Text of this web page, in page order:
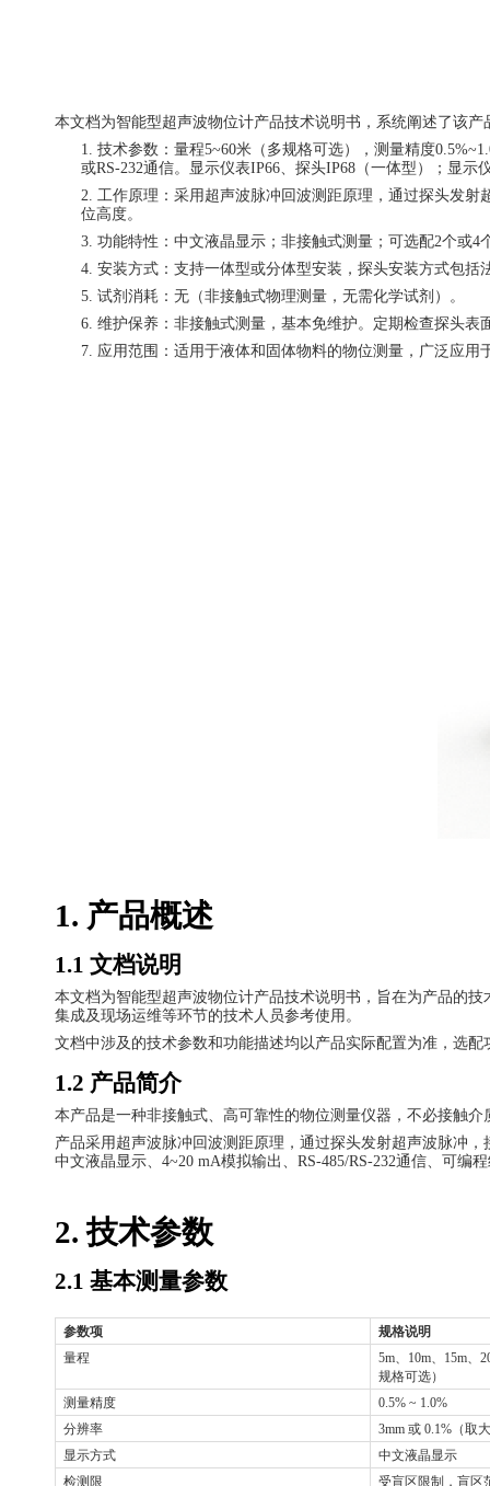
本文档为智能型超声波物位计产品技术说明书 ，系统阐述了该
1. 技术参数：量程5~60米（多规格可选），测量精度
或RS-232通信。显示仪表IP66、探头IP68（一体型）；显示
2. 工作原理：采用超声波脉冲回波测距原理，通过探头发
位高度。
3. 功能特性：中文液晶显示；非接触式测量；可选配2个或4
4. 安装方式：支持一体型或分体型安装，探头安装方式包
5. 试剂消耗：无（非接触式物理测量，无需化学试剂）。
6. 维护保养：非接触式测量，基本免维护。定期检查探头表
7. 应用范围：适用于液体和固体物料的物位测量，广泛应
1. 产品概述
1.1 文档说明
本文档为智能型超声波物位计产品技术说明书 ，旨在为产品的
集成及现场运维等环节的技术人员参考使用。
文档中涉及的技术参数和功能描述均以产品实际配置为准，选配
1.2 产品简介
本产品是一种非接触式、高可靠性的物位测量仪器，不必接触
产品采用超声波脉冲回波测距原理，通过探头发射超声波脉冲
中文液晶显示、 4~20 mA模拟输出、RS-485/RS-232通信、可编
2. 技术参数
2.1 基本测量参数
参数项
规格说明
量程
5m、10m、15m、
规格可选）
测量精度
0.5% ~ 1.0%
分辨率
3mm 或 0.1%（取
显示方式
中文液晶显示
检测限
受盲区限制，盲区